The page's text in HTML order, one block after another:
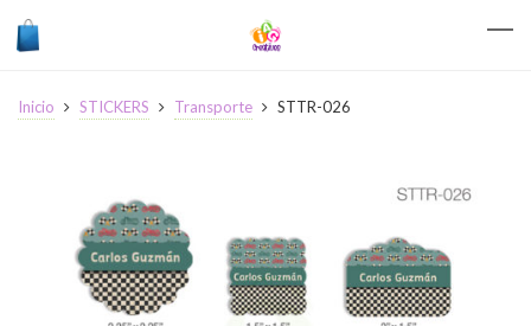
Inicio STICKERS Transporte STTR-026